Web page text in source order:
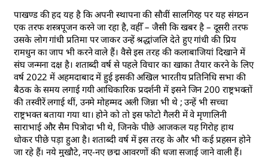
पाखण्ड की हद यह है कि अपनी स्थापना की सौवीं सालगिरह पर यह संगठन एक तरफ शस्त्रपूजन करने जा रहा है, वहीँ – जैसी कि खबर है – दूसरी तरफ उसके लोग गांधी प्रतिमा पर जाकर उन्हें श्रद्धांजलि देते हुए गांधी की प्रिय रामधुन का जाप भी करने वाले हैं। वैसे इस तरह की कलाबाजियां दिखाने में संघ जन्मना दक्ष है। शताब्दी वर्ष से पहले विचार का खाका तैयार करने के लिए वर्ष 2022 में अहमदाबाद में हुई इसकी अखिल भारतीय प्रतिनिधि सभा की बैठक के समय लगाई गयी आधिकारिक प्रदर्शनी में इसने जिन 200 राष्ट्रभक्तों की तस्वीरें लगाई थीं, उनमे मोहम्मद अली जिन्ना भी थे ; उन्हें भी सच्चा राष्ट्रभक्त बताया गया था। होने को तो इस फोटो गैलरी में वे मृणालिनी साराभाई और सैम पित्रोदा भी थे, जिनके पीछे आजकल यह गिरोह हाथ धोकर पीछे पड़ा हुआ है। शताब्दी वर्ष में इस तरह के और भी कई प्रहसन होने जा रहे हैं। नये मुखौटे, नए-नए छद्म आवरणों की धजा सजाई जाने वाली हैं। जब ऐसा होगा, तो स्वाभाविक है इन सौ वर्षों में इस ‘संगठन’ की कारगुजारियों का आंकलन भी लिया जाएगा। हालांकि इसे संगठन कहना इसके रूप-स्वरुप को कम करके आंकना होगा। संगठन वे होते हैं, जिनका संविधान होता है, सदस्यता होती है, खाते और अकाउंट होते हैं, एक विधिवत निर्धारित कार्यपद्धति और उसके निर्वाह की सार्वजनिकता होती है, खुलापन और उत्तरदायित्व होता है ; आर एस एस में इनमे से कुछ भी नहीं है। बहरहाल इसके किये-धरे के समग्र लेखे-जोखे को बाद के लिए छोड़ते हुए फिलहाल उन ‘मूल्यों’ की कसौटी पर ही एक सरसरी निगाह डाल लेते हैं, जिनके लिए यह स्थापित होने का दावा करता है। इसका दावा है कि “संघ का मिशन सहस्राब्दियों पुरानी विरासत के अनुरूप है, जिसमें मानव जाति की एकता, सभी धार्मिक परंपराओं की अंतर्निहित एकता, मानव की मूल दिव्यता, सजीव और निर्जीव, सभी प्रकार की सृष्टि की पूरकता और अंतर्संबंध, तथा आध्यात्मिक अनुभव की प्रधानता में विश्वास शामिल है।“ वह यह भी दावा करता है कि “संघ सभी नागरिकों और जीवन की सभी गतिविधियों में देशभक्ति के संचार को प्राथमिकता देने में अद्वितीय है। राष्ट्रीय पुनर्निर्माण के लिए राष्ट्रीय चरित्र, मातृभूमि के प्रति अटूट समर्पण, अनुशासन, संयम, साहस और वीरता का पोषण आवश्यक है। इन सद्प्रेरणाओं का सृजन और पोषण देश के समक्ष सबसे चुनौतीपूर्ण कार्य है – जिसे स्वामी विवेकानंद ने संक्षेप में मानव-निर्माण कहा है।“ मानव जाति की एकता और सभी धार्मिक परम्पराओं की अंतर्निहित एकता में इसका विश्वास कितना है, यह भारत की जनता के द्वारा माने जाने वाले विभिन्न धर्मों के प्रति इसके खुले वैमनस्य और उनके प्रति खुलेआम की जाने वाली हिंसा के रूप में बिना किसी अंतराल के, इन दिनों तो लगभग हर रोज, उजागर होता रहता है। यह चर्चों और उनसे जुड़े संस्थानों को फूंकने, मस्जिदों पर चढ़कर भगवा झंडे फहराते हुए उत्पात मचाने, स्कूल-कॉलेज में लड़कियों की पढ़ाई उनके परिधानों के आधार पर रोकने, सार्वजनिक सांस्कृतिक समारोहों में दूसरे धर्मों के लोगों का प्रवेश प्रतिबंधित करने और रेलगाड़ियों में सोते हुए यात्रियों को जगाकर उनका धर्म पूछकर उन्हें गोली मार देने तक पहले ही जा पहुंचा था। इस तिरस्कार और द्वेष से इसने पृथ्वी के इस हिस्से में जन्मे बौद्ध, जैन, सिख, आजिविक और श्रमण धर्मों को भी नहीं बख्शा। इन दिनों इसने अपना दायरा और बढ़ाकर उसकी चपेट में उन पंथों और सम्प्रदायों और धार्मिक धाराओं को भी ले लिया, जिन्हें आमतौर से व्यापक हिंदू धर्म परम्परा का हिस्सा माना जाता था। हिन्दू धर्म के आधार पर हिन्दू राष्ट्र की स्थापना का दावा करने वाला संघ अब हिन्दू धर्म की बात करना ही बंद कर चुका है ; उस सनातन पर लौट आया है, जिसके खिलाफ हुए तीखे संघर्ष ने ही इस देश की धार्मिक और दार्शनिक परम्परा को समृद्ध किया था । कुछ हद तक मानवीय बनाया था। रही “सभी नागरिकों और जीवन की सभी गतिविधियों में देशभक्ति के संचार को प्राथमिकता देने” की बात तो इस मामले में तो सचमुच संघ का रिकॉर्ड अद्वितीय है। राजनीतिक भौगोलिक रूप से इस भारत देश का निर्माण जिस 90 वर्ष के महान स्वतंत्रता संग्राम से हुआ, उसमें 1925 में अपनी स्थापना के बाद से आरएसएस ने जो भूमिका निबाही है, उसे इसके अंधभक्तों को छोड़कर बाकी देश और दुनिया अच्छी तरह जानती है। स्वतन्त्रता संग्राम का विरोध, 15 अगस्त 1947 के दिन काले झंडे फहराना, राष्ट्रीय ध्वज तिरंगे को अपशकुनी बताते हुए धिक्कारना, नए भारत के संविधान निर्माण के खिलाफ आन्दोलन करना इतिहास में दर्ज है। आजादी के मात्र साढ़े पांच महीने के भीतर ही देश के सबसे बड़े व्यक्ति महात्मा गांधी की हत्या कर राष्ट्र को अस्थिर बनाने की साजिश रचना इनकी देशभक्ति का एक और उदाहरण है। इनके विचार आराध्य सावरकर की इंग्लैंड की महारानी को लिखी चिट्ठियाँ आज भी माफीनामों के लेखन का आदर्श प्रतिरूप बनी हुई हैं। संघ के संस्थापक डॉ. हेडगेवार की देशभक्ति की गाथा 1920 के दशक में, जब संघ के सह-संस्थापक हेडगेवार इसके पहले सरसंघचालक बने, तो जिन बालाजी हुद्दार को पहला सरकार्यवाह नियुक्त किया गया था, उनने लिखी हुई है। हुद्दार बताते हैं कि जब वे नेताजी सुभाष चन्द्र बोस से मुलाक़ात के लिए समय लेने हेडगेवार के पास पहुंचे, तो उन्होंने अपने स्वास्थ्य का बहाना बना कर किस तरह नेताजी से मिलने तक से मना कर दिया था। वे लिखते हैं कि सरसंघचालक उस दिन खूब मजे में स्वयसेवकों के साथ हंसी ठिठोली कर रहे थे, बीमार नहीं थे : संघ आजादी के आंदोलन में शामिल होकर अंग्रेजों की नाराजगी मोल लेना नहीं चाहता था। उन दिनों वह अंग्रेजी सेना तथा पुलिस में भर्ती करने के अभियान में जुटा हुआ था और अंग्रेजी सरकार के ‘फूट डालो और राज करो’ की नीति को आगे बढ़ा रहा था। देशभक्ति की ‘अद्वितीयता’ की यह परम्परा आज तक जारी है : पिछले डेढ़ दशक में पाकिस्तान की आई एस आई के लिए जासूसी करते हुए जितने भी लोग पकडे गए हैं, उनमें जितने इनकी राजनैतिक वैचारिक संबद्धता वाले है, उतने किसी और के नहीं। अभी दो साल पहले खुद प्रधानमंत्री के प्रत्यक्ष नियंत्रण में चलने वाले सुरक्षा संस्थान डी आर डी ओ में पकड़ा गया साईंटिस्ट प्रदीप कुरुलकर तो तीन पीढ़ी से संघ संस्कारित स्वयंसेवक था। रही चरित्र निर्माण और व्यक्ति निर्माण की बात, तो ये जितना चुप्प रहें, उतना ही इनके लिए अच्छा होगा। आर्थिक भ्रष्टाचार, व्यापम से लेकर धार्मिक मेलों और मंदिरों तक के नाम पर जितने घोटाले इस कुनबे ने किये हैं, उसका मुकाबला तो सकल ब्रह्माण्ड में कोई नहीं कर सकता : ऐसा करते में इनने अपने उन भगवानों को भी नहीं बख्शा, जिनके नाम पर सत्ता में पहुंचे। इस देश में सी डी उद्योग तो इन्ही के कारनामों के आधार पर खड़ा और फलाफूला है ; इस धतकरम में भी इन्होने अपने कुनबाईयों को प्राथमिकता देना नहीं भूला। राष्ट्र के एकीकरण और उसे मजबूत शक्ति के रूप में विकसित करने का इनका दावा कितना सच्चा है, यह इनके राज में हुए मणिपुर और इन दिनों हो रहे लद्दाख से साफ़ हो जाता है। बात मजबूती की करते रहे और राष्ट्र को भीतर और बाहर दोनों तरह से कमजोर करते रहे। भारतीय अवाम के भीतर उसके समुदायों, सम्प्रदायों, जातियों और राज्यों, भाषाओं और संस्कृतियों में एक दूसरे के प्रति अविश्वास, एक दूजे से अलगाव का जो काम पाकिस्तान और अमरीका मिलकर पिछले 70 साल में कई अरब डॉलर खर्च करके नहीं कर पाया, वह विग्रह, विभाजन और विखंडन का काम सत्ता का आश्रय पाने के बाद आरएसएस ने महज एक दशक में कर दिखाया। सेना में भर्ती पर रोक, अग्निवीर जैसी आत्मघाती और अदूरदर्शी योजनाओं और रक्षा उत्पादनों के निजीकरण और राफेल जैसे महाघोटालों से इस देश की सामरिक सामर्थ्य में जो दीमक लगाई है, उसकी भी दुनिया में कोई मिसाल नही है। यही संकीर्ण और दिवालिया विचारधारा है, जिसने एक जमाने में विश्व के सवा सौ देशों के नेता रहे भारत को आज दुनिया भर में इस कदर अलग-थलग कर दिया है कि एक भी पड़ोसी के साथ संबंध अच्छे नहीं बचे है। कुल मिलाकर यह कि इनने भारत को एक ऐसे मुकाम पर लाकर खडा कर दिया है, जहां इनके रहते अब उसे किसी बाहरी दुश्मन की जरूरत ही नहीं है। यही हालत इनके राष्ट्रवाद की है : अब किसी जमाने में जम्बू द्वीप कहे जाने वाला कश्मीर से कन्याकुमारी और अटक से कटक तक की भौगोलिकता में बंधा राष्ट्र इनका राष्ट्र नहीं है ; अब अडानी ही राष्ट्र है – राष्ट्र ही अडानी है। इस कदर कि देश, संविधान, राजनीति यहाँ तक कि धर्म तक की आलोचना की जा सकती है, किन्तु इनके परमपिता परमात्मा अडानी के बारे में चूं तक नहीं की जा सकती। हिंडनबर्ग घोटाले के भांडाफोड़ के समय एक व्यक्ति की बेईमानी के मामले को राष्ट्र पर हमला बताया गया, अब रही सही कसर पूरी करते हुए संघ के स्वयंसेवक के प्रधानमंत्रित्व वाली सरकार ने सभी वेबसाइट्स, न्यूज़ पोर्टल्स, मीडिया समूहों को अडानी से जुडी सारी खबरों को हटाने का फरमान थमा दिया गया। वह भारत जिसने कभी ब्लासफेमी – ईशनिंदा – को अपराध करार देने वाला क़ानून नहीं बनाया, वहां अब इनके नए ईश्वर अडानी और उनकी कारगुजारियां सामने लाना अपराध बना दिया गया है। हर फासिस्ट, हर तानाशाह, हर आतंकी मूलतः कायर होता है – वह अपने से बड़े को अपना बड़ा मानता है। जब जब, जो जो बड़ा होता जाए, उसे बड़ा मानता रहता है। सौ साल के हो रहे संघ के साथ भी यही है। इसके संस्थापक लिखा-पढ़ी में अपने जमाने के सबसे बड़े जालिम हिटलर को अपना आदर्श मानते थे, यहूदियों का सफाया करने के उसके बर्बरतम काम की सराहना करते हुए उससे सीखने की बात करते थे। आज वे यहूदीवादी नरसंहारी बेंजामिन नेतन्याहू के दीवाने बन उसकी आराधना कर रहे हैं। खुलेआम उस अमरीकी साम्राज्यवाद के पिछलग्गू बनने के लिए बिछे जा रहे हैं, जिसने कभी भारत के साथ सहानुभूति नहीं रखी : हमेशा उसके बिखराव और घेराव की साजिशें रचीं। उस ट्रम्प को लुभाने के लिए मयूर नृत्य कर रहे हैं, जो न केवल सार्वजनिक रूप से भारत को जलील कर रहा है और उस पर टैरिफ और आर्थिक-व्यापारिक प्रतिबन्ध लगा रहा है, बल्कि पाकिस्तान को अपने दस्तरखान और ऊंचे मकामों पर बैठा रहा है। लगता है, राष्ट्र को गौरवशाली और महान बनाने का संघी तरीका यही है।गरज यह कि यह एक ऐसा ‘संगठन’ है, जिसने जब जब, जो जो करने का दावा किया है, तब तब ठीक उससे उलटा किया है। पहले से मौजूद शक्ति और सामर्थ्य को बढ़ाने की बजाय उसे कमजोर और ध्वस्त करने का काम किया है। यही सलूक देश के भविष्य को अज्ञान के अँधेरे में धकेलते हुए उसे विश्वगुरु बना बताने के लिए किया जा रहा है। इसके लिए हर प्रदेश में हजारों और देश भर में लाखों की तादाद में सरकारी स्कूल बंद करने, उच्च शिक्षा और खासकर विश्वविद्यालयों में पलीता लगाने, पाठ्यक्रम को अंधविश्वास और अंधश्रद्धा और अवैज्ञानिकताओं की मूर्खताओं से लबालब भरने की मोडस ओपरेंडी अपनाई जा रही है। महिलाओं के खिलाफ मुहिम तो और भी भयानक है। मकसद एक ऐसा समाज बनाना है, जहां कोई सर उठाकर चलने की सोच भी न सके। असली उद्देश्य वर्णाश्रम आधारित, मनु की ढाली बेड़ियों में जकड़े ब्राह्मणवादी सामाजिक ढाँचे की बहाली है। इन पूरे एक सौ साल में आरएसएस इसी दिशा की ओर बढ़ता रहा ; सत्ता में आने के बाद उसी तरफ लौटने की रफ़्तार तेज की है। स्वाभाविक भी है : ब्राह्मण युवाओं के आक्रामक संगठन के रूप में संघ की स्थापना उस दौर में हुई थी, जब महाराष्ट्र जाति की जड़ता के खिलाफ आंदोलनों के तूफानों में जाग रहा था। जोतिबा फुले से लेकर शाहू जी महाराज जैसों की अगुआई में आयी जगार ने ब्राह्मणवादी सोच और जीवन शैली की चूलें हिला दी थीं। सत्यशोधक समाज एक राजनीतिक शक्ति बन रहा था – कम्युनिस्ट मजदूर-किसानों के बीच आधार बना रहे थे। संघ के सौ साल इस सर्वथा अस्वीकार्य को स्वीकार्य बनाने का माहौल बनाने के लिए लगातार पाखंड के सौ साल हैं। उन्हें पता है कि भले वह भेड़ की कितनी ही खालें ओढ़ ले, लोग आसानी से झांसे में नहीं आयेंगे। इसीलिये कभी वह बिना यह बताये कि उन्होंने असल में संघ के बारे में क्या कहा